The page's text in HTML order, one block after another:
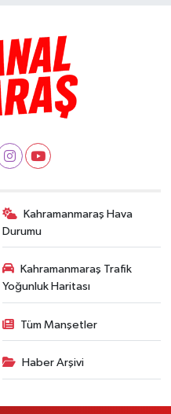
Kahramanmaraş Hava
Durumu
Kahramanmaraş Trafik
Yoğunluk Haritası
Tüm Manşetler
Haber Arşivi